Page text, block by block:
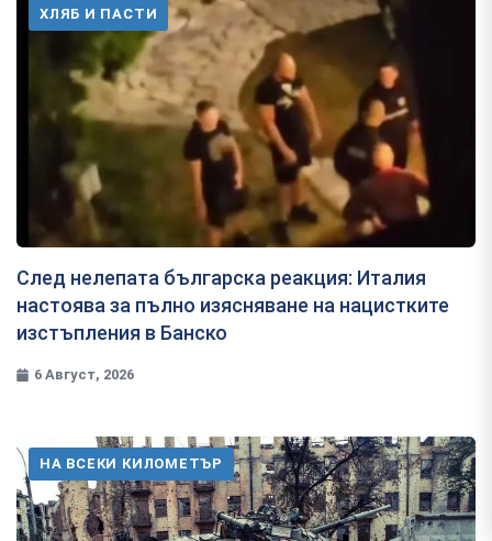
ХЛЯБ И ПАСТИ
След нелепата българска реакция: Италия
настоява за пълно изясняване на нацистките
изстъпления в Банско
6 Август, 2026
НА ВСЕКИ КИЛОМЕТЪР